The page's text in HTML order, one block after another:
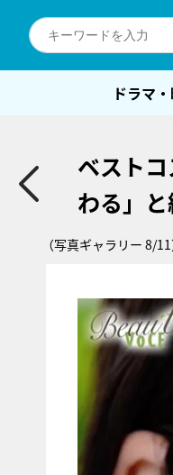
ドラマ
ベスト
わる」
（写真ギャラリー 8/11